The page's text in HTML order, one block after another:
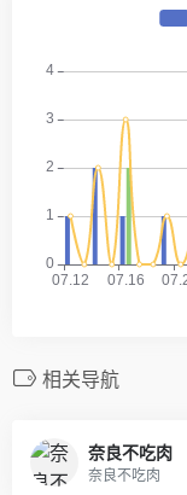
相关导航
奈良不吃肉
奈良不吃肉